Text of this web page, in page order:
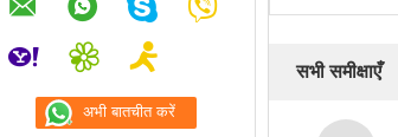
सभी समीक्षाएँ